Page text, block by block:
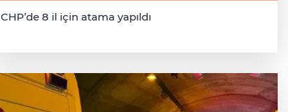
CHP’de 8 il için atama yapıldı